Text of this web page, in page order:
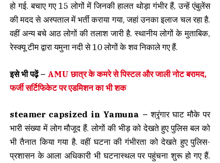
हो गई. बचाए गए 15 लोगों में जिनकी हालत थोड़ा गंभीर हैं, उन्हें एंबुलेंस
की मदद से अस्पताल में भर्ती कराया गया, जहां उनका इलाज चल रहा है.
वहीं अन्य बचे आठ लोगों की तलाश जारी है. स्थानीय लोगों के मुताबिक,
रेस्क्यू टीम द्वारा यमुना नदी से 10 लोगों के शव निकाले गए हैं.
इसे भी पढ़ें – AMU छात्र के कमरे से पिस्टल और जाली नोट बरामद,
फर्जी सर्टिफिकेट पर एडमिशन का भी शक
steamer capsized in Yamuna – श्रृंगार घाट मौके पर
भारी संख्या में लोग मौजूद हैं. लोगों की भीड़ को देखते हुए पुलिस बल को
भी तैनात किया गया है. वहीं घटना की गंभीरता को देखते हुए पुलिस-
प्रशासन के आला अधिकारी भी घटनास्थल पर पहुंचना शुरू हो गए हैं.